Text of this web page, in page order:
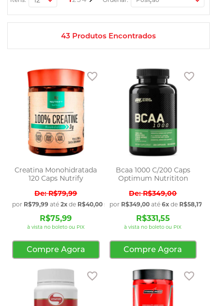
43 Produtos Encontrados
Creatina Monohidratada
120 Caps Nutrify
R$79,99
por R$79,99 até 2x de R$40,00 sem juros
R$75,99
à vista no boleto ou PIX
Adicionar aos favoritos
Compre Agora
Bcaa 1000 C/200 Caps
Optimum Nutrititon
R$349,00
por R$349,00até 6xde R$58,17
R$331,55
à vista no boleto ou PIX
Compre Agora